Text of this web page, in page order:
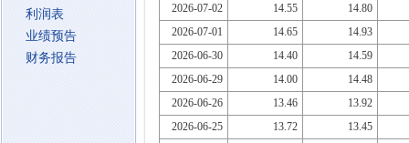
利润表
业绩预告
财务报告
2026-07-02
14.55
14.80
2026-07-01
14.65
14.93
2026-06-30
14.40
14.59
2026-06-29
14.00
14.48
2026-06-26
13.46
13.92
2026-06-25
13.72
13.45